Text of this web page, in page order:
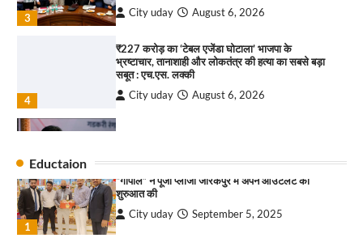
3 City uday August 6, 2026
4
₹227 करोड़ का ‘टेबल एजेंडा घोटाला’ भाजपा के
भ्रष्टाचार, तानाशाही और लोकतंत्र की हत्या का सबसे बड़ा
सबूत : एच.एस. लक्की
City uday August 6, 2026
1
“वोकल फॉर लोकल” से “लोकल टू ग्लोबल” की ओर भारत
का बढ़ता कदम, 12 से 15 अगस्त तक भारत मंडपम में होगा
Eductaion
राहुल गाँधी ने खाई है वैश्विक मंच पर भारत को कमजोर करने
की कसम: देवशाली
City uday August 6, 2025
1
“गोपाल” ने पूजा प्लाजा जीरकपुर में अपने आउटलेट की
शुरुआत की
City uday September 5, 2025